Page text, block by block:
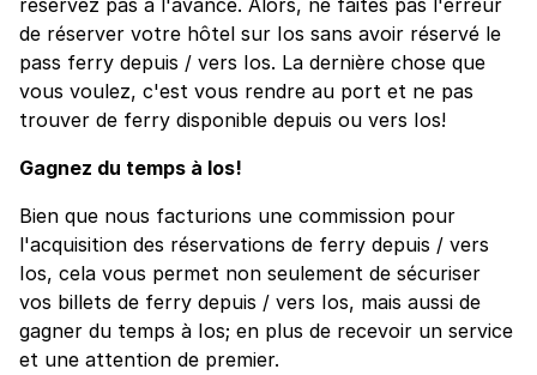
de réserver votre hôtel sur Ios sans avoir réservé le
pass ferry depuis / vers Ios. La dernière chose que
vous voulez, c'est vous rendre au port et ne pas
trouver de ferry disponible depuis ou vers Ios!
Gagnez du temps à Ios!
Bien que nous facturions une commission pour
l'acquisition des réservations de ferry depuis / vers
Ios, cela vous permet non seulement de sécuriser
vos billets de ferry depuis / vers Ios, mais aussi de
gagner du temps à Ios; en plus de recevoir un service
et une attention de premier.